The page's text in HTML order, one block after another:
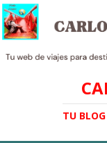
TU